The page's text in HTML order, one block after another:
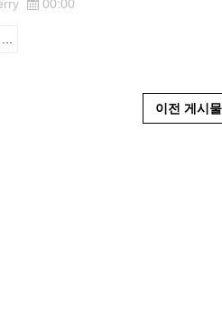
00:00
이전 게시물